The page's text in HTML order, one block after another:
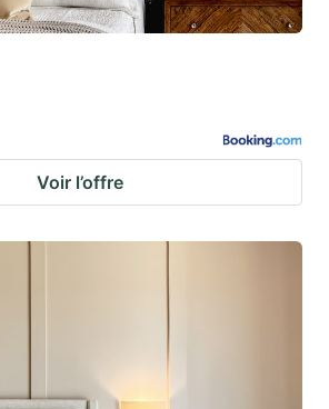
Voir l’offre